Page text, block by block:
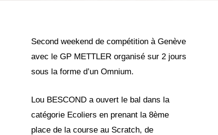
Second weekend de compétition à Genève
avec le GP METTLER organisé sur 2 jours
sous la forme d’un Omnium.
Lou BESCOND a ouvert le bal dans la
catégorie Ecoliers en prenant la 8ème
place de la course au Scratch, de